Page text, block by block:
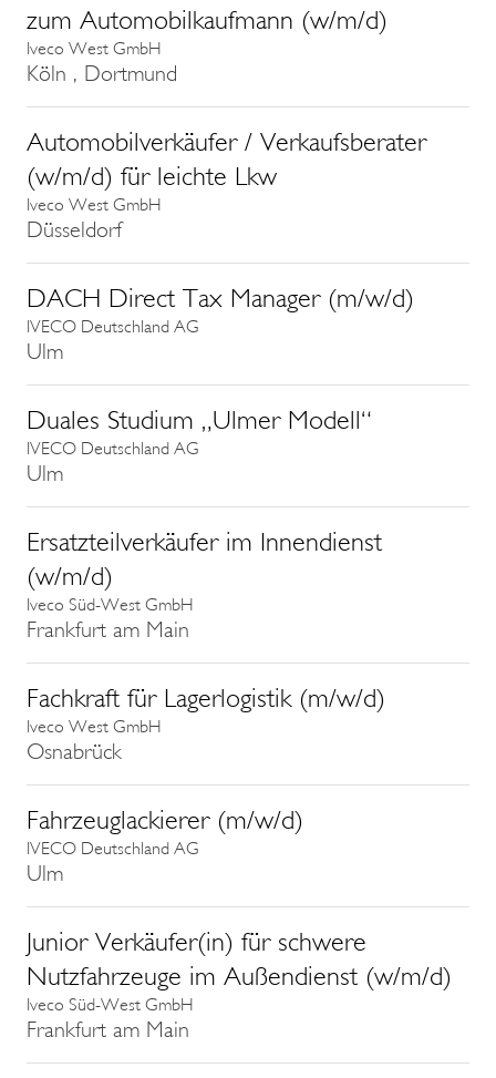
zum Automobilkaufmann (w/m/d)
Iveco West GmbH
Köln , Dortmund
Automobilverkäufer / Verkaufsberater
(w/m/d) für leichte Lkw
Iveco West GmbH
Düsseldorf
DACH Direct Tax Manager (m/w/d)
IVECO Deutschland AG
Ulm
Duales Studium „Ulmer Modell“
IVECO Deutschland AG
Ulm
Ersatzteilverkäufer im Innendienst
(w/m/d)
Iveco Süd-West GmbH
Frankfurt am Main
Fachkraft für Lagerlogistik (m/w/d)
Iveco West GmbH
Osnabrück
Fahrzeuglackierer (m/w/d)
IVECO Deutschland AG
Ulm
Junior Verkäufer(in) für schwere
Nutzfahrzeuge im Außendienst (w/m/d)
Iveco Süd-West GmbH
Frankfurt am Main